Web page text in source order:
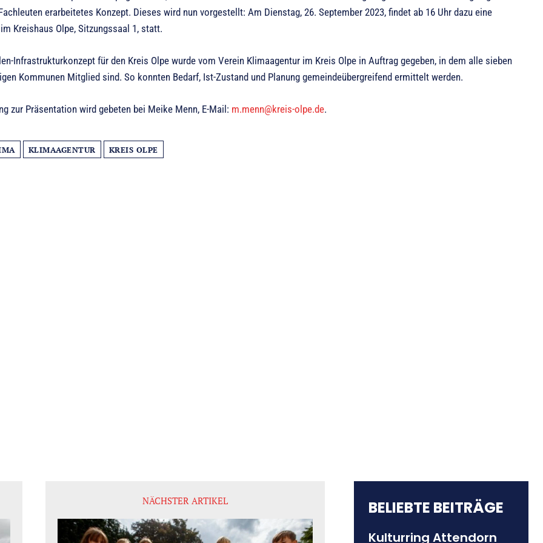
erarbeitetes Konzept. Dieses wird nun vorgestellt: Am Dienstag, 26. September 2023, findet ab 16 Uhr dazu eine
Kreishaus Olpe, Sitzungssaal 1, statt.
Infrastrukturkonzept für den Kreis Olpe wurde vom Verein Klimaagentur im Kreis Olpe in Auftrag gegeben, in dem alle sieben
Kommunen Mitglied sind. So konnten Bedarf, Ist-Zustand und Planung gemeindeübergreifend ermittelt werden.
zur Präsentation wird gebeten bei Meike Menn, E-Mail: m.menn@kreis-olpe.de.
KLIMAAGENTUR KREIS OLPE
NÄCHSTER ARTIKEL BELIEBTE BEITRÄGE
Kulturring Attendorn